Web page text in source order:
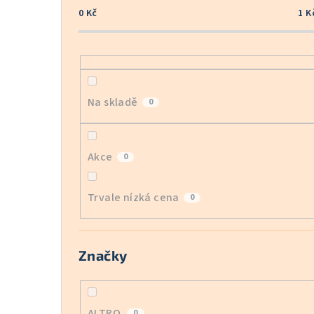
0 Kč 1
Na skladě 0
Akce 0
Trvale nízká cena 0
Značky